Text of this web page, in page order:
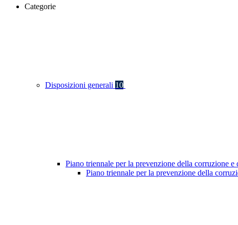
Categorie
Disposizioni generali 10
Piano triennale per la prevenzione della corruzione e
Piano triennale per la prevenzione della